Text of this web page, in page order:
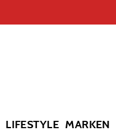
LIFESTYLE MARKEN